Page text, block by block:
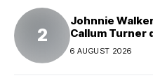
Johnnie
Callum Turner
global al mărcii
6 AUGUST 2026